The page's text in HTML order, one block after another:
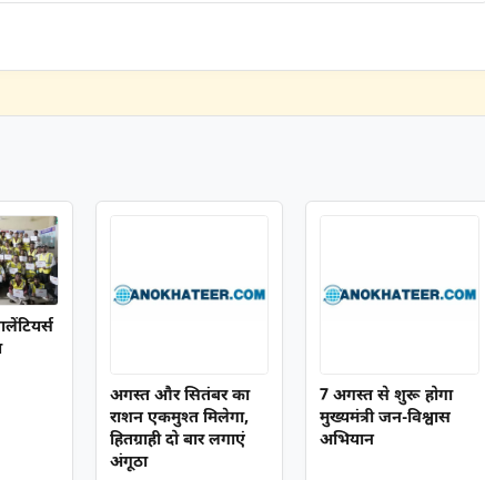
अगस्त और सितंबर का
राशन एकमुश्त मिलेगा,
हितग्राही दो बार लगाएं
अंगूठा
7 अगस्त से शुरू होगा
मुख्यमंत्री जन-विश्वास
अभियान